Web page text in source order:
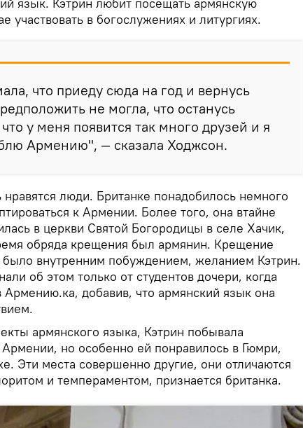
участвовать в богослужениях и литургиях.
что приеду сюда на год и вернусь
не могла, что останусь
у меня появится так много друзей и я
Армению", — сказала Ходжсон.
люди. Британке понадобилось немного
к Армении. Более того, она втайне
в церкви Святой Богородицы в селе Хачик,
обряда крещения был армянин. Крещение
было внутренним побуждением, желанием Кэтрин.
об этом только от студентов дочери, когда
добавив, что армянский язык она
армянского языка, Кэтрин побывала
но особенно ей понравилось в Гюмри,
Эти места совершенно другие, они отличаются
и темпераментом, признается британка.